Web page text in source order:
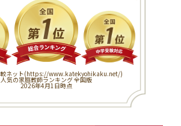
ネット(https://www.katekyohikaku.net/)
人気の家庭教師ランキング 全国版
2026年4月1日時点